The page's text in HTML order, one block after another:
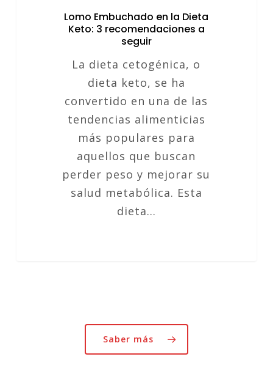
Lomo Embuchado en la Dieta
Keto: 3 recomendaciones a
seguir
La dieta cetogénica, o
dieta keto, se ha
convertido en una de las
tendencias alimenticias
más populares para
aquellos que buscan
perder peso y mejorar su
salud metabólica. Esta
dieta…
Saber más